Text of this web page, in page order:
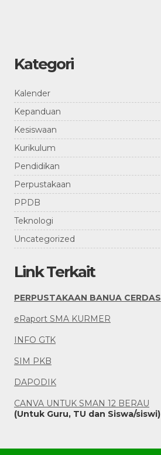
Kategori
Kalender
Kepanduan
Kesiswaan
Kurikulum
Pendidikan
Perpustakaan
PPDB
Teknologi
Uncategorized
Link Terkait
PERPUSTAKAAN BANUA CERDAS
eRaport SMA KURMER
INFO GTK
SIM PKB
DAPODIK
CANVA UNTUK SMAN 12 BERAU
(Untuk Guru, TU dan Siswa/siswi)